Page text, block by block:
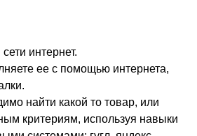
интернет.
ее с помощью интернета,
найти какой то товар, или
критериям, используя навыки